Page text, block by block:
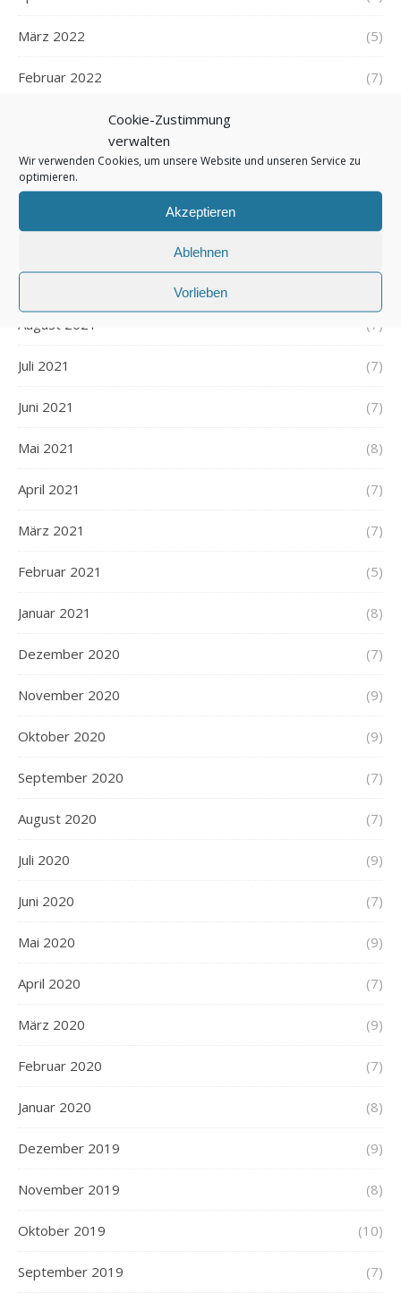
Cookie-Zustimmung
verwalten
Wir verwenden Cookies, um unsere Website und unseren Service zu
optimieren.
Akzeptieren
Ablehnen
Vorlieben
März 2022 (5)
Februar 2022 (7)
Dezember 2021
November 2021 (7)
September 2021 (7)
August 2021 (7)
Juli 2021 (7)
Juni 2021 (7)
Mai 2021 (8)
April 2021 (7)
März 2021 (7)
Februar 2021 (5)
Januar 2021 (8)
Dezember 2020 (7)
November 2020 (9)
Oktober 2020 (9)
September 2020 (7)
August 2020 (7)
Juli 2020 (9)
Juni 2020 (7)
Mai 2020 (9)
April 2020 (7)
März 2020 (9)
Februar 2020 (7)
Januar 2020 (8)
Dezember 2019 (9)
November 2019 (8)
Oktober 2019 (10)
September 2019 (7)